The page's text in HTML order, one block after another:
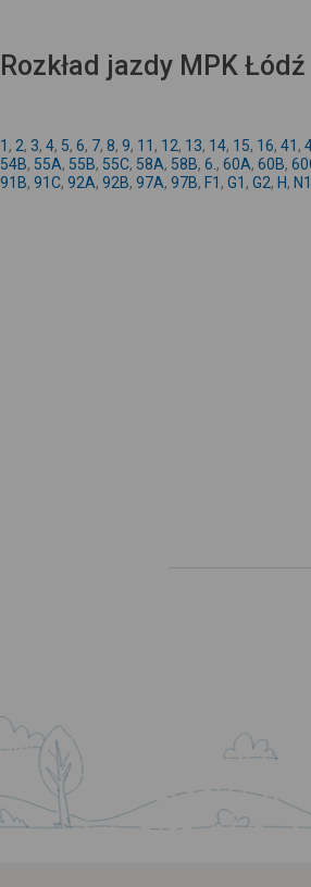
Rozkład jazdy MPK Łódź
1 , 2, 3, 4, 5, 6, 7, 8, 9, 11 , 12, 13, 14, 15, 16, 41 ,
54B, 55A, 55B, 55C, 58A, 58B, 6. , 60A, 60B,
91B, 91C, 92A, 92B, 97A, 97B, F1 , G1 , G2, H,